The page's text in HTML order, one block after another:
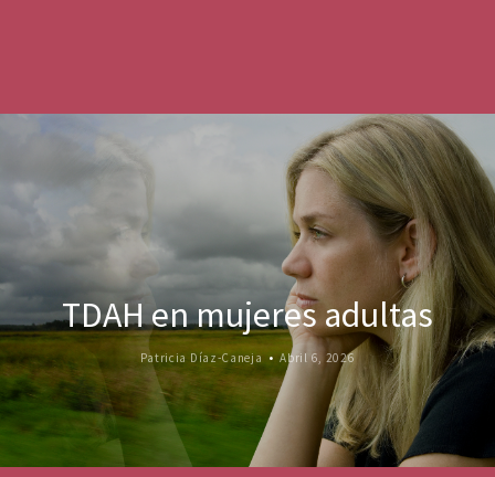
TDAH en mujeres adultas
Patricia Díaz-Caneja Abril 6, 2026